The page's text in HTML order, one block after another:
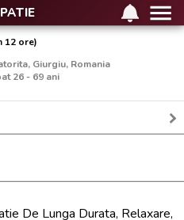
12 ore)
Giurgiu, Romania
26 - 69 ani
De Lunga Durata, Relaxare,